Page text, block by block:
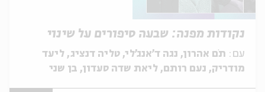
נקודות מפנה: שבעה סיפורים על שינוי
עם: תֹם אהרון, נגה ד'אנג'לי, טליה דנציג, ליעד
מודריק, נעם רותם, ליאת שדה סעדון, בן שני